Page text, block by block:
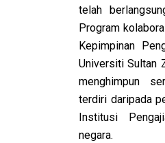
telah
Program
Kepimpinan
Universiti Sultan
menghimpun
terdiri daripada
Institusi
negara.